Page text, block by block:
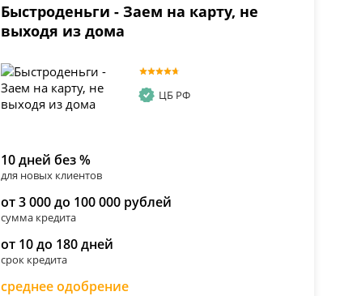
Быстроденьги - Заем на карту, не
выходя из дома
ЦБ РФ
10 дней без %
для новых клиентов
от 3 000 до 100 000 рублей
сумма кредита
от 10 до 180 дней
срок кредита
среднее одобрение